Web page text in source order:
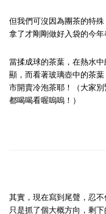
但我們可沒因為團茶的特
拿了才剛剛做好入袋的今年
當揉成球的茶葉，在熱水
顯，而看著玻璃壺中的茶
市開賣冷泡茶耶！（大家
都喝喝看喔嗚嗚！）
其實，現在寫到尾聲，忍不
只是抓了個大概方向，剩